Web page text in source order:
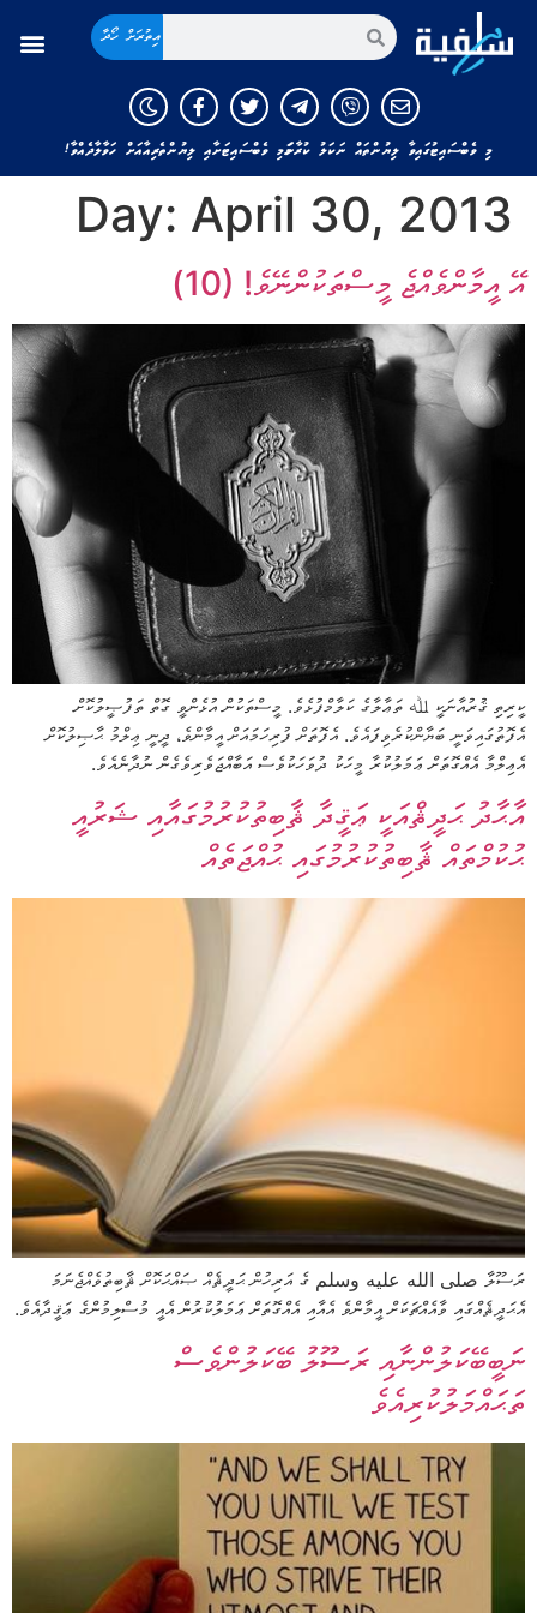
އިތުރަށް ހޯދާ
މި ވެބްސައިޓުގައިވާ ލިޔުންތައް ނަކަލު ކުރާނަމަ މި ވެބްސައިޓަށާއި ލިޔުންތެރިއާއަށް ހަވާލާދެއްވާ!
Day: April 30, 2013
އޭ އީމާންވެއްޖެ މީސްތަކުންނޭވެ! (10)
ކީރިތި ޤުރުއާނަކީ ﷲ ތަޢާލާގެ ކަލާމްފުޅެވެ. މީސްތަކުން އުޅެންވީ ގޮތް ތަފުޞީލުކޮށް
އެފޮތުގައިވަނީ ބަޔާންކުރެވިފައެވެ. އެފޮތަށް ފުރިހަމައަށް އީމާންވެ، ދީނީ ޢިލްމު ޙާޞިލުކޮށް
އެޢިލްމާ އެއްގޮތަށް ޢަމަލުކުރާ މީހަކު ދުވަހަކުވެސް އަބާއްޖަވެރިވެގެން ނުދާނެއެވެ.
އާޙާދު ޙަދީޘްއަކީ ޢަޤީދާ ޘާބިތުކުރުމުގައާއި ޝަރުއީ
ޙުކުމްތައް ޘާބިތުކުރުމުގައި ޙުއްޖަތެއް
ރަސޫލާ صلى الله عليه وسلم ގެ އަރިހުން ޙަދީޘެއް ޞައްޙަކޮށް ޘާބިތުވެއްޖެނަމަ
އެޙަދީޘެއްގައި ވާއެއްޗަކަށް އީމާންވެ އެއާއި އެއްގޮތަށް ޢަމަލުކުރުން އެއީ މުސްލިމުންގެ ޢަޤީދާއެވެ.
ނަބީބޭކަލުންނާއި ރަސޫލު ބޭކަލުންވެސް
ތަޙައްމަލުކުރިއެވެ